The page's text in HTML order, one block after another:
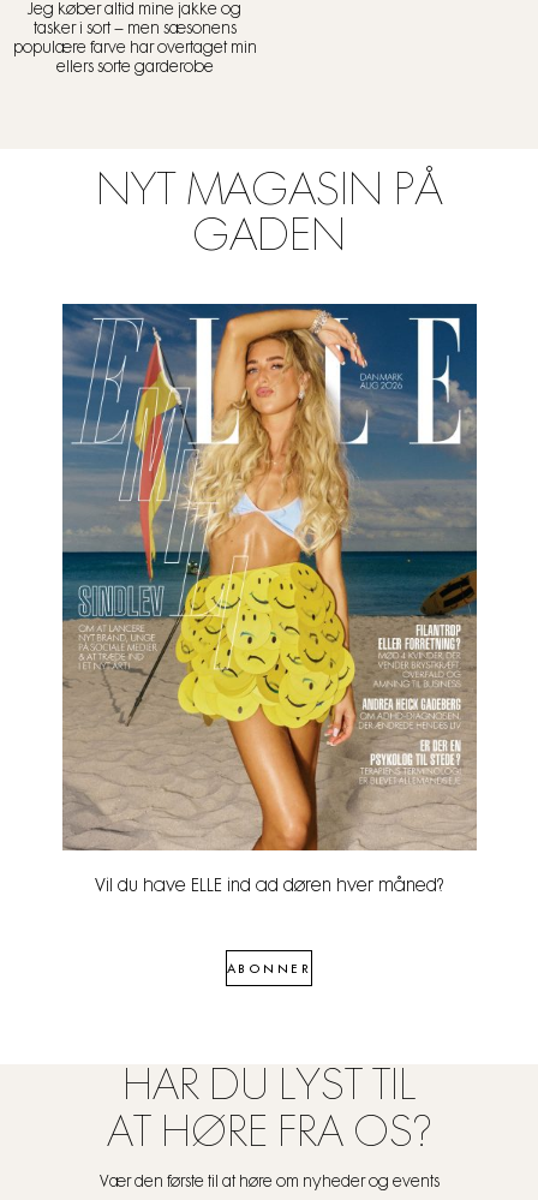
Jeg køber altid mine jakke og
tasker i sort – men sæsonens
populære farve har overtaget min
ellers sorte garderobe
NYT MAGASIN PÅ
GADEN
Vil du have ELLE ind ad døren hver måned?
ABONNER
HAR DU LYST TIL
AT HØRE FRA OS?
Vær den første til at høre om nyheder og events